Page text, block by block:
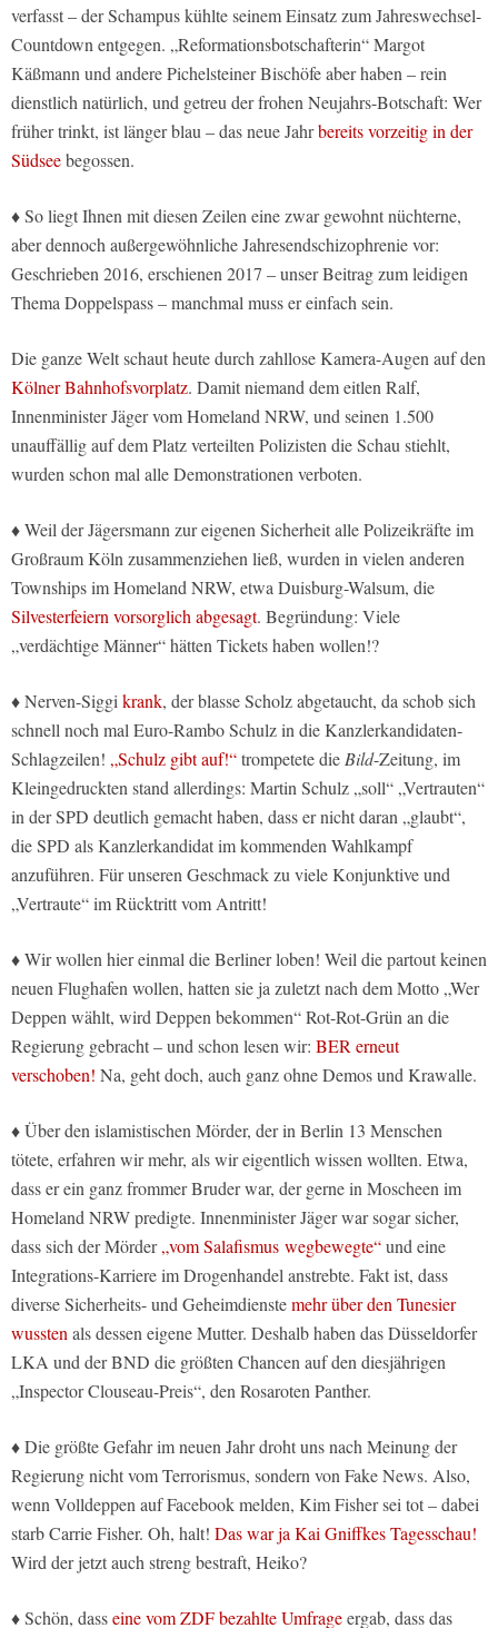
verfasst – der Schampus kühlte seinem Einsatz zum Jahreswechsel-
Countdown entgegen. „Reformationsbotschafterin“ Margot
Käßmann und andere Pichelsteiner Bischöfe aber haben – rein
dienstlich natürlich, und getreu der frohen Neujahrs-Botschaft: Wer
früher trinkt, ist länger blau – das neue Jahrbereits vorzeitig in der
Südseebegossen.
♦ So liegt Ihnen mit diesen Zeilen eine zwar gewohnt nüchterne,
aber dennoch außergewöhnliche Jahresendschizophrenie vor:
Geschrieben 2016, erschienen 2017 – unser Beitrag zum leidigen
Thema Doppelspass – manchmal muss er einfach sein.
Die ganze Welt schaut heute durch zahllose Kamera-Augen auf den
Kölner Bahnhofsvorplatz. Damit niemand dem eitlen Ralf,
Innenminister Jäger vom Homeland NRW, und seinen 1.500
unauffällig auf dem Platz verteilten Polizisten die Schau stiehlt,
wurden schon mal alle Demonstrationen verboten.
♦ Weil der Jägersmann zur eigenen Sicherheit alle Polizeikräfte im
Großraum Köln zusammenziehen ließ, wurden in vielen anderen
Townships im Homeland NRW, etwa Duisburg-Walsum, die
Silvesterfeiern vorsorglich abgesagt. Begründung: Viele
„verdächtige Männer“ hätten Tickets haben wollen!?
♦ Nerven-Siggikrank, der blasse Scholz abgetaucht, da schob sich
schnell noch mal Euro-Rambo Schulz in die Kanzlerkandidaten-
Schlagzeilen! „Schulz gibt auf!“trompetete dieBild-Zeitung, im
Kleingedruckten stand allerdings: Martin Schulz „soll“ „Vertrauten“
in der SPD deutlich gemacht haben, dass er nicht daran „glaubt“,
die SPD als Kanzlerkandidat im kommenden Wahlkampf
anzuführen. Für unseren Geschmack zu viele Konjunktive und
„Vertraute“ im Rücktritt vom Antritt!
♦ Wir wollen hier einmal die Berliner loben! Weil die partout keinen
neuen Flughafen wollen, hatten sie ja zuletzt nach dem Motto „Wer
Deppen wählt, wird Deppen bekommen“ Rot-Rot-Grün an die
Regierung gebracht – und schon lesen wir: BER erneut
verschoben! Na, geht doch, auch ganz ohne Demos und Krawalle.
♦ Über den islamistischen Mörder, der in Berlin 13 Menschen
tötete, erfahren wir mehr, als wir eigentlich wissen wollten. Etwa,
dass er ein ganz frommer Bruder war, der gerne in Moscheen im
Homeland NRW predigte. Innenminister Jäger war sogar sicher,
dass sich der Mörder„vom Salafismus wegbewegte“und eine
Integrations-Karriere im Drogenhandel anstrebte. Fakt ist, dass
diverse Sicherheits- und Geheimdienstemehr über den Tunesier
wusstenals dessen eigene Mutter. Deshalb haben das Düsseldorfer
LKA und der BND die größten Chancen auf den diesjährigen
„Inspector Clouseau-Preis“, den Rosaroten Panther.
♦ Die größte Gefahr im neuen Jahr droht uns nach Meinung der
Regierung nicht vom Terrorismus, sondern von Fake News. Also,
wenn Volldeppen auf Facebook melden, Kim Fisher sei tot – dabei
starb Carrie Fisher. Oh, halt! Das war ja Kai Gniffkes Tagesschau!
Wird der jetzt auch streng bestraft, Heiko?
♦ Schön, dasseine vom ZDF bezahlte Umfrageergab, dass das